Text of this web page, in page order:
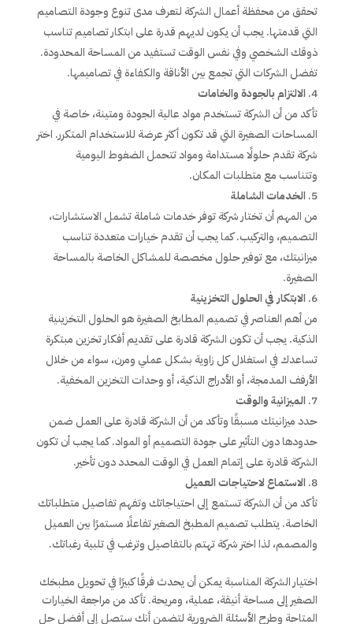
تحقق من محفظة أعمال الشركة لتعرف مدى تنوع وجودة التصاميم
التي قدمتها. يجب أن يكون لديهم قدرة على ابتكار تصاميم تناسب
ذوقك الشخصي وفي نفس الوقت تستفيد من المساحة المحدودة.
تفضل الشركات التي تجمع بين الأناقة والكفاءة في تصاميمها.
الالتزام بالجودة والخامات
تأكد من أن الشركة تستخدم مواد عالية الجودة ومتينة، خاصة في
المساحات الصغيرة التي قد تكون أكثر عرضة للاستخدام المتكرر. اختر
شركة تقدم حلولًا مستدامة ومواد تتحمل الضغوط اليومية
وتتناسب مع متطلبات المكان.
الخدمات الشاملة
من المهم أن تختار شركة توفر خدمات شاملة تشمل الاستشارات،
التصميم، والتركيب. كما يجب أن تقدم خيارات متعددة تناسب
ميزانيتك، مع توفير حلول مخصصة للمشاكل الخاصة بالمساحة
الصغيرة.
الابتكار في الحلول التخزينية
من أهم العناصر في تصميم المطابخ الصغيرة هو الحلول التخزينية
الذكية. يجب أن تكون الشركة قادرة على تقديم أفكار تخزين مبتكرة
تساعدك في استغلال كل زاوية بشكل عملي ومرن، سواء من خلال
الأرفف المدمجة، أو الأدراج الذكية، أو وحدات التخزين المخفية.
الميزانية والوقت
حدد ميزانيتك مسبقًا وتأكد من أن الشركة قادرة على العمل ضمن
حدودها دون التأثير على جودة التصميم أو المواد. كما يجب أن تكون
الشركة قادرة على إتمام العمل في الوقت المحدد دون تأخير.
الاستماع لاحتياجات العميل
تأكد من أن الشركة تستمع إلى احتياجاتك وتفهم تفاصيل متطلباتك
الخاصة. يتطلب تصميم المطبخ الصغير تفاعلًا مستمرًا بين العميل
والمصمم، لذا اختر شركة تهتم بالتفاصيل وترغب في تلبية رغباتك.
اختيار الشركة المناسبة يمكن أن يحدث فرقًا كبيرًا في تحويل مطبخك
الصغير إلى مساحة أنيقة، عملية، ومريحة. تأكد من مراجعة الخيارات
المتاحة وطرح الأسئلة الضرورية لتضمن أنك ستصل إلى أفضل حل